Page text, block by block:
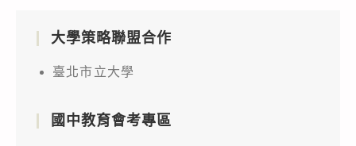
大學策略聯盟合作
臺北市立大學
國中教育會考專區